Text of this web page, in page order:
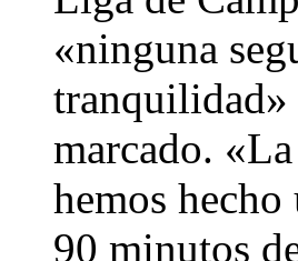
«ninguna
tranquilidad»
marcado.
hemos
90 minutos